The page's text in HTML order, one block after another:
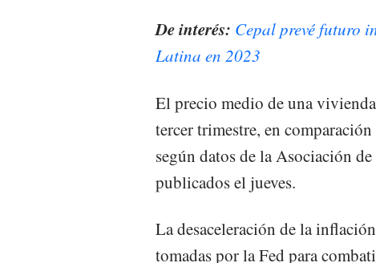
De interés: Cepal prevé futuro
Latina en 2023
El precio medio de una
tercer trimestre, en
según datos de la Asociación
publicados el jueves.
La desaceleración de la
tomadas por la Fed para